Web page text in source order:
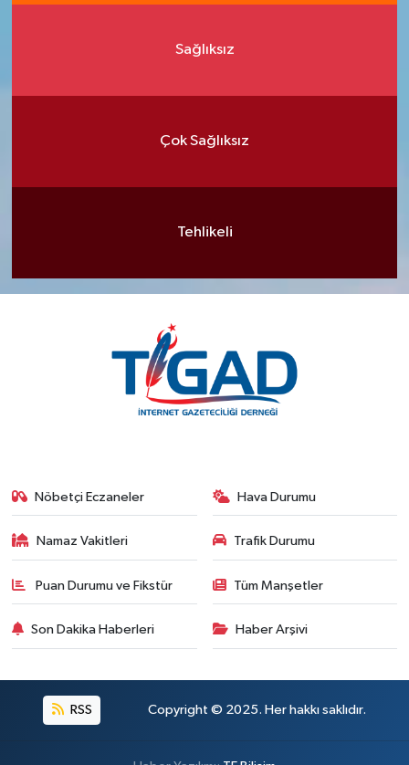
Sağlıksız
Çok Sağlıksız
Tehlikeli
Nöbetçi Eczaneler Hava Durumu
Namaz Vakitleri Trafik Durumu
Puan Durumu ve Fikstür Tüm Manşetler
Son Dakika Haberleri Haber Arşivi
RSS Copyright © 2025. Her hakkı saklıdır.